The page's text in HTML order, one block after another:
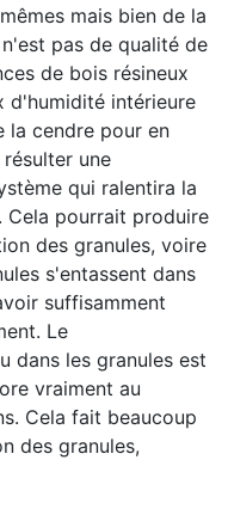
mais bien de la
pas de qualité de
de bois résineux
d'humidité intérieure
la cendre pour en
une
qui ralentira la
Cela pourrait produire
des granules, voire
s'entassent dans
suffisamment
Le
dans les granules est
vraiment au
Cela fait beaucoup
des granules,